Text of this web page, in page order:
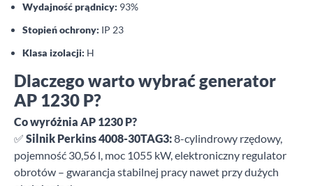
Wydajność prądnicy: 93%
Stopień ochrony: IP 23
Klasa izolacji: H
Dlaczego warto wybrać generator
AP 1230 P?
Co wyróżnia AP 1230 P?
✅ Silnik Perkins 4008-30TAG3:8-cylindrowy rzędowy,
pojemność 30,56 l, moc 1055 kW, elektroniczny regulator
obrotów – gwarancja stabilnej pracy nawet przy dużych